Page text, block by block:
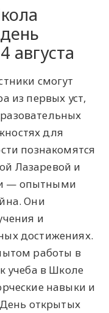
августа
смогут
из первых уст,
для
познакомятся
Лазаревой и
— опытными
Они
и
достижениях.
работы в
учеба в Школе
навыки и
открытых